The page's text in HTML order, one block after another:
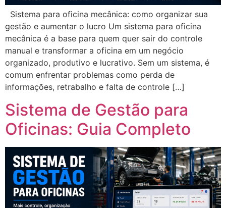
Sistema para oficina mecânica: como organizar sua
gestão e aumentar o lucro Um sistema para oficina
mecânica é a base para quem quer sair do controle
manual e transformar a oficina em um negócio
organizado, produtivo e lucrativo. Sem um sistema, é
comum enfrentar problemas como perda de
informações, retrabalho e falta de controle […]
Sistema de Gestão para
Oficinas: Guia Completo